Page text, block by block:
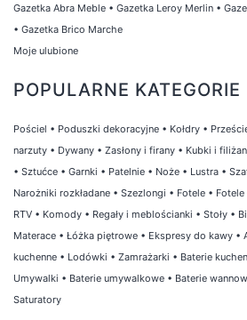
Gazetka Abra Meble • Gazetka Leroy Merlin •
• Gazetka Brico Marche
Moje ulubione
POPULARNE KATEGORIE
Pościel • Poduszki dekoracyjne • Kołdry •
narzuty • Dywany • Zasłony i firany • Kubki i
• Sztućce • Garnki • Patelnie • Noże • Lustra •
Narożniki rozkładane • Szezlongi • Fotele • Fotele
RTV • Komody • Regały i meblościanki • Stoły •
Materace • Łóżka piętrowe • Ekspresy do kawy •
kuchenne • Lodówki • Zamrażarki • Baterie
Umywalki • Baterie umywalkowe • Baterie
Saturatory